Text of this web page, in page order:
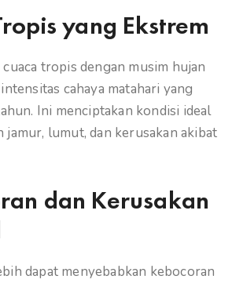
yang Ekstrem
tropis dengan musim hujan
cahaya matahari yang
Ini menciptakan kondisi ideal
lumut, dan kerusakan akibat
dan Kerusakan
dapat menyebabkan kebocoran